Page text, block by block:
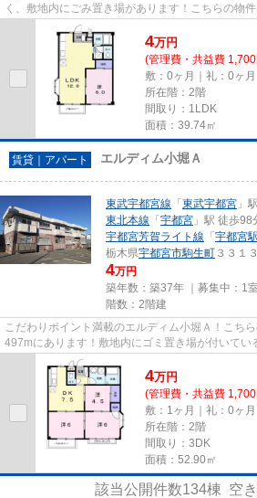
く、敷地内にごみ置き場があります！こちらの物
件です！物件探しの事なら近...
4万円
(管理費・共益費
敷：0ヶ月｜礼：0ヶ月
所在階：2階
間取り：1LDK
面積：39.74㎡
賃貸｜アパート エルディム小堀Ａ
東武宇都宮線 「 東武宇都宮 」
東北本線 「 宇都宮 」駅 徒歩98
宇都宮芳賀ライト線 「 宇都宮
栃木県宇都宮市駒生町 ３３１
4万円
築年数：築37年 ｜募集中： 1室
階数：2階建
こだわりポイント満載のエルディム小堀Ａ！こち
497mにあります！敷地内にゴミ置き場が付いてい
なくゴミ出しが楽になります！...
4万円
(管理費・共益費
敷：1ヶ月｜礼：0ヶ月
所在階：2階
間取り：3DK
面積：52.90㎡
該当公開件数134棟 空